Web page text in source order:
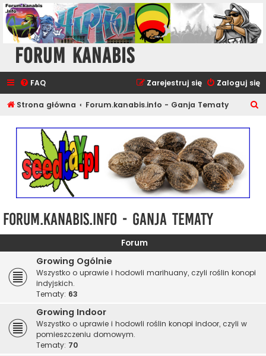
Forum Kanabis
FAQ Zaloguj się
Zarejestruj się
Strona główna Forum.kanabis.info - Ganja Tematy
Forum.kanabis.info - Ganja Tematy
Forum
Growing Ogólnie
Wszystko o uprawie i hodowli marihuany, czyli roślin konopi
indyjskich.
Tematy: 63
Growing Indoor
Wszystko o uprawie i hodowli roślin konopi indoor, czyli w
pomieszczeniu domowym.
Tematy: 70